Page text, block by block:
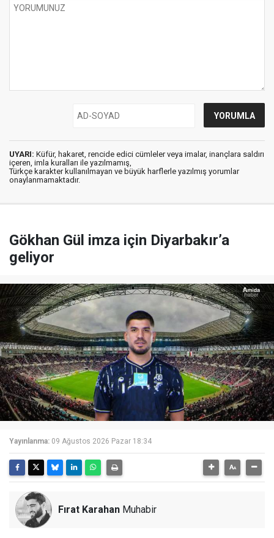
UYARI: Küfür, hakaret, rencide edici cümleler veya imalar, inançlara saldırı
içeren, imla kuralları ile yazılmamış,
Türkçe karakter kullanılmayan ve büyük harflerle yazılmış yorumlar
onaylanmamaktadır.
Gökhan Gül imza için Diyarbakır’a
geliyor
Yayınlanma: 09 Ağustos 2026 Pazar 18:34
Fırat Karahan Muhabir